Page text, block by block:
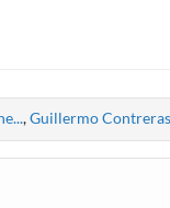
,Guillermo Contreras